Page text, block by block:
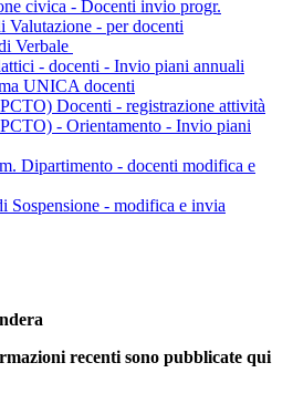
civica - Docenti invio progr.
Valutazione - per docenti
Verbale
- docenti - Invio piani annuali
UNICA docenti
Docenti - registrazione attività
- Orientamento - Invio piani
Dipartimento - docenti modifica e
Sospensione - modifica e invia
recenti sono pubblicate qui